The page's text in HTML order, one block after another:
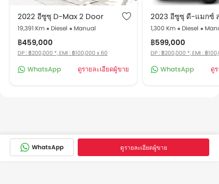
2022 อีซูซุ D-Max 2 Door
19,391 Km Diesel Manual
฿459,000
DP : ฿200,000 *, EMI : ฿100,000 x 60
WhatsApp ดูรายละเอียดผู้ขาย
2023 อีซูซุ ดี-แมกซ์
1,300 Km Diesel
฿599,000
DP : ฿200,000 *, EMI : ฿
WhatsApp ดู
WhatsApp ดูรายละเอียดผู้ขาย